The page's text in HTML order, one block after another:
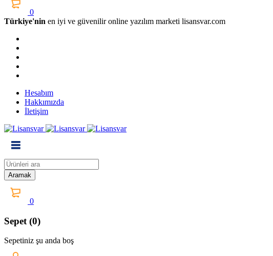
0
Türkiye'nin en iyi ve güvenilir online yazılım marketi lisansvar.com
Hesabım
Hakkımızda
İletişim
0
Sepet (0)
Sepetiniz şu anda boş